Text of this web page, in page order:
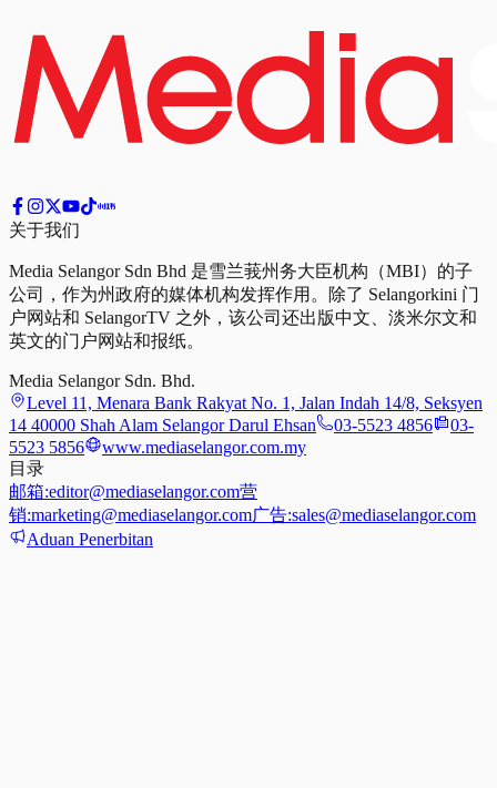
关于我们
Media Selangor Sdn Bhd 是雪兰莪州务大臣机构（MBI）的子
公司，作为州政府的媒体机构发挥作用。除了 Selangorkini 门
户网站和 SelangorTV 之外，该公司还出版中文、淡米尔文和
英文的门户网站和报纸。
Media Selangor Sdn. Bhd.
Level 11, Menara Bank Rakyat No. 1, Jalan Indah 14/8, Seksyen
14 40000 Shah Alam Selangor Darul Ehsan
03-5523 4856
03-
5523 5856
www.mediaselangor.com.my
目录
邮箱:editor@mediaselangor.com营
销:marketing@mediaselangor.com广告:sales@mediaselangor.com
Aduan Penerbitan